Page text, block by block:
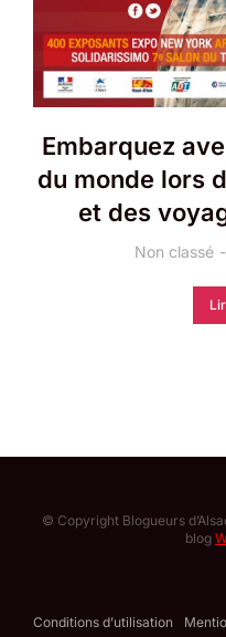
Embarquez
du monde lors
et des
Non classé
© Copyright Blogueurs
blog
Conditions d’utilisation